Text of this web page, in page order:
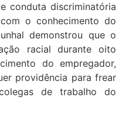
conduta discriminatória
o conhecimento do
demonstrou que o
racial durante oito
do empregador,
providência para frear
de trabalho do